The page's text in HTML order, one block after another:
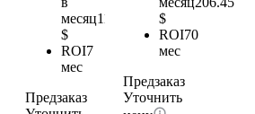
месяц113.22
$
ROI7
мес
Предзаказ
$
ROI70
мес
Предзаказ
Уточнить